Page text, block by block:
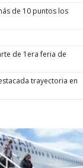
de 10 puntos los
de 1era feria de
trayectoria en